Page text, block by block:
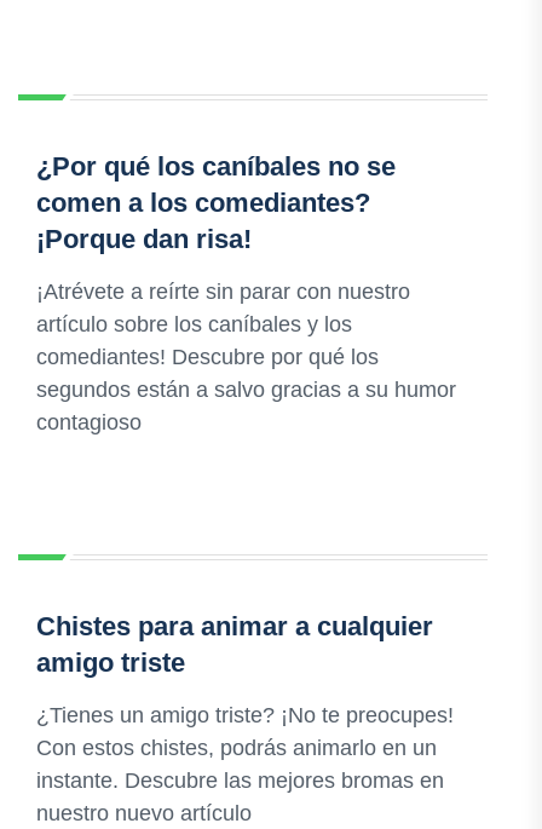
¿Por qué los caníbales no se
comen a los comediantes?
¡Porque dan risa!
¡Atrévete a reírte sin parar con nuestro
artículo sobre los caníbales y los
comediantes! Descubre por qué los
segundos están a salvo gracias a su humor
contagioso
Chistes para animar a cualquier
amigo triste
¿Tienes un amigo triste? ¡No te preocupes!
Con estos chistes, podrás animarlo en un
instante. Descubre las mejores bromas en
nuestro nuevo artículo